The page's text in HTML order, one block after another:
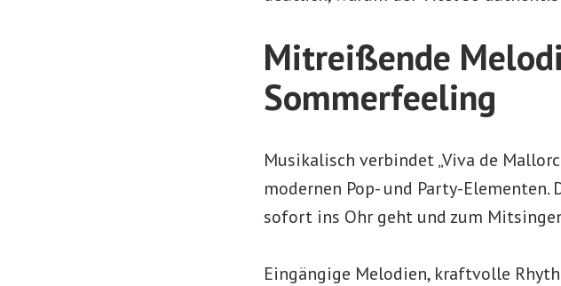
Mitreißende
Sommerfeeling
Musikalisch verbindet „Viva de
modernen Pop- und Party-
sofort ins Ohr geht und zum
Eingängige Melodien, kraftvolle